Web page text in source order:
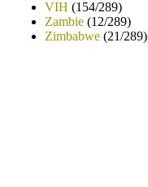
VIH (154/289)
Zambie (12/289)
Zimbabwe (21/289)